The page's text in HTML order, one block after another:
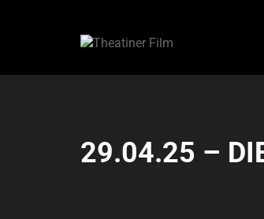
29.04.25 –